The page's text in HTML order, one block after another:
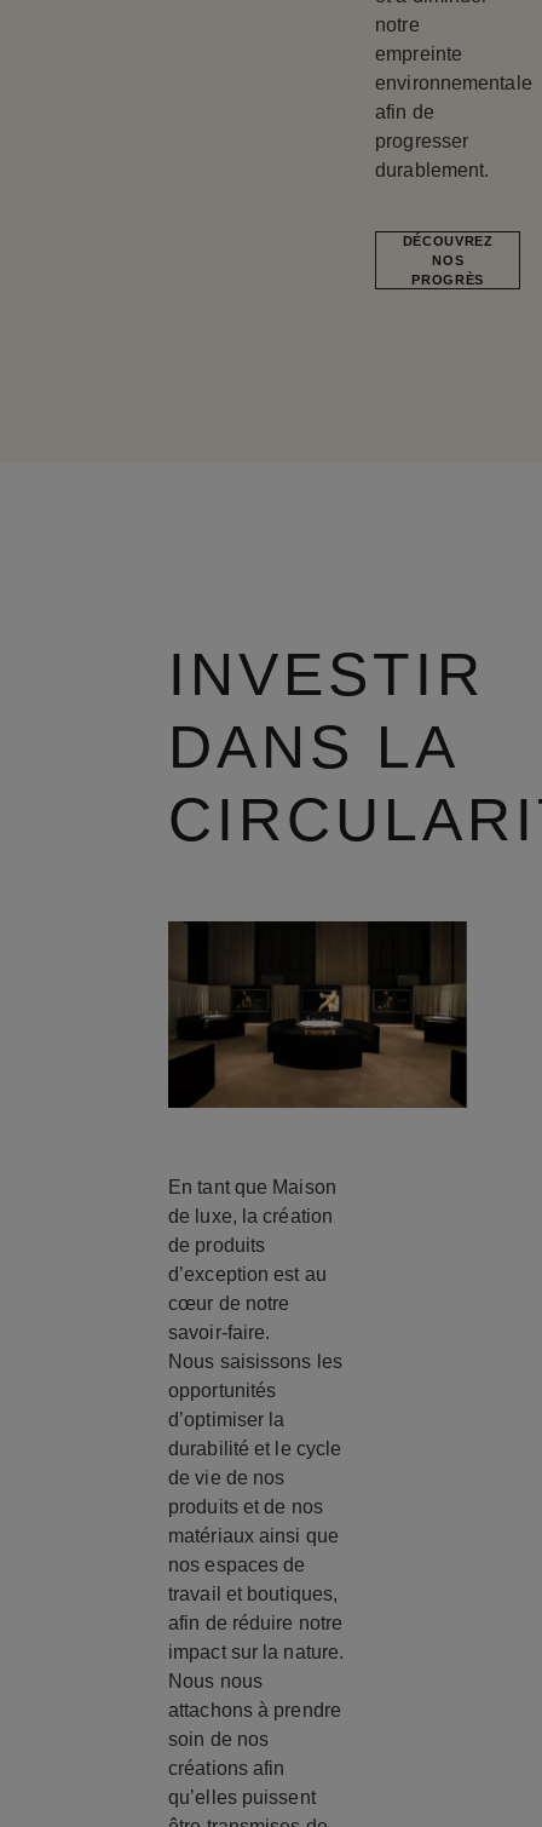
notre
empreinte
environnementale
afin de
progresser
durablement.
DÉCOUVREZ
NOS
PROGRÈS
INVESTIR
DANS LA
En tant que Maison
de luxe, la création
de produits
d’exception est au
cœur de notre
savoir-faire.
Nous saisissons les
opportunités
d’optimiser la
durabilité et le cycle
de vie de nos
produits et de nos
matériaux ainsi que
nos espaces de
travail et boutiques,
afin de réduire notre
impact sur la nature.
Nous nous
attachons à prendre
soin de nos
créations afin
qu’elles puissent